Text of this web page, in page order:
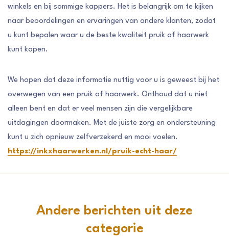
winkels en bij sommige kappers. Het is belangrijk om te kijken
naar beoordelingen en ervaringen van andere klanten, zodat
u kunt bepalen waar u de beste kwaliteit pruik of haarwerk
kunt kopen.
We hopen dat deze informatie nuttig voor u is geweest bij het
overwegen van een pruik of haarwerk. Onthoud dat u niet
alleen bent en dat er veel mensen zijn die vergelijkbare
uitdagingen doormaken. Met de juiste zorg en ondersteuning
kunt u zich opnieuw zelfverzekerd en mooi voelen.
https://inkxhaarwerken.nl/pruik-echt-haar/
Andere berichten uit deze
categorie